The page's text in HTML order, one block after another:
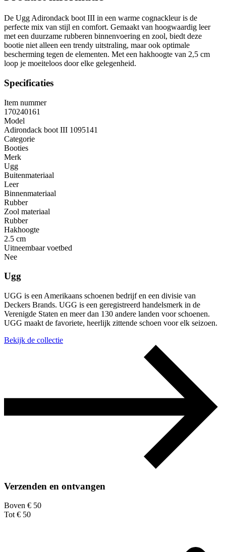
De Ugg Adirondack boot III in een warme cognackleur is de
perfecte mix van stijl en comfort. Gemaakt van hoogwaardig leer
met een duurzame rubberen binnenvoering en zool, biedt deze
bootie niet alleen een trendy uitstraling, maar ook optimale
bescherming tegen de elementen. Met een hakhoogte van 2,5 cm
loop je moeiteloos door elke gelegenheid.
Specificaties
Item nummer
170240161
Model
Adirondack boot III 1095141
Categorie
Booties
Merk
Ugg
Buitenmateriaal
Leer
Binnenmateriaal
Rubber
Zool materiaal
Rubber
Hakhoogte
2.5 cm
Uitneembaar voetbed
Nee
Ugg
UGG is een Amerikaans schoenen bedrijf en een divisie van
Deckers Brands. UGG is een geregistreerd handelsmerk in de
Verenigde Staten en meer dan 130 andere landen voor schoenen.
UGG maakt de favoriete, heerlijk zittende schoen voor elk seizoen.
Bekijk de collectie
Verzenden en ontvangen
Boven € 50
Tot € 50